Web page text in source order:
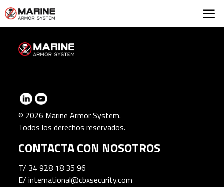
Marine Armor
© 2026 Marine Armor System.
Todos los derechos reservados.
CONTACTA CON NOSOTROS
T/ 34 928 18 35 96
E/international@cbxsecurity.com